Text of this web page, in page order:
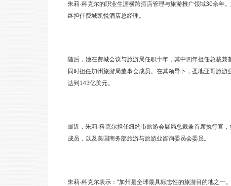
朱莉·科克尔的职业生涯横跨酒店管理与旅游推广领域30余年
终担任费城凯悦酒店总经理。
随后，她在费城会议与旅游局任职十年，其中四年担任总裁
同时担任加州旅游局董事会成员。在其领导下，圣地亚哥旅
达到143亿美元。
最近，朱莉·科克尔担任纽约市旅游会展局总裁兼首席执行官
成员，以及美国商务部旅游与旅游业咨询委员会委员。
朱莉·科克尔表示："加州是全球最具标志性的旅游目的地之